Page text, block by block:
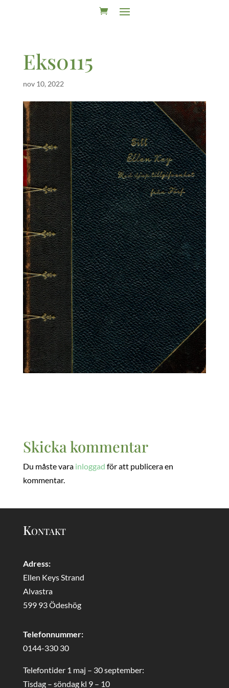
Eks0115
nov 10, 2022
Skicka kommentar
Du måste vara inloggad för att publicera en
kommentar.
Kontakt
Adress:
Ellen Keys Strand
Alvastra
599 93 Ödeshög
Telefonnummer:
0144-330 30
Telefontider 1 maj – 30 september:
Tisdag – söndag kl 9 – 10